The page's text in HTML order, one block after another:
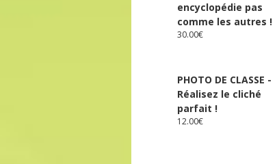
encyclopédie pas
comme les autres !
30.00€
PHOTO DE CLASSE -
Réalisez le cliché
parfait !
12.00€